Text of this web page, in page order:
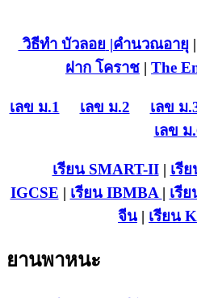
วิธีทำ บัวลอย |คำนวณอายุ |
ฝาก โคราช | The
เลข ม.1 เลข ม.2 เลข ม
เลข ม
เรียน SMART-II| เรี
IGCSE | เรียน IBMBA | เรี
จีน | เรียน
ยานพาหนะ